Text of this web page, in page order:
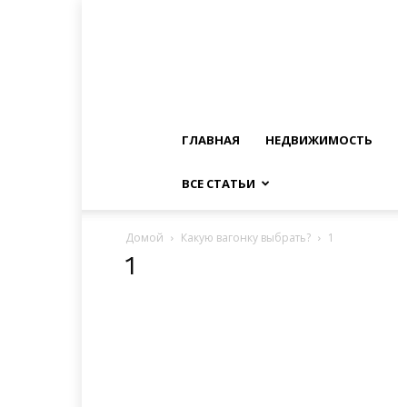
ГЛАВНАЯ НЕДВИЖИМОСТЬ
ВСЕ СТАТЬИ
Домой Какую вагонку выбрать? 1
1